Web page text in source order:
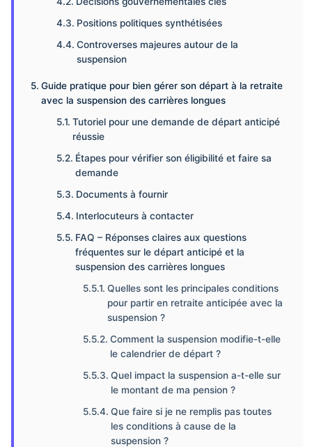
Positions politiques synthétisées
Controverses majeures autour de la
suspension
Guide pratique pour bien gérer son départ à la retraite
avec la suspension des carrières longues
Tutoriel pour une demande de départ anticipé
réussie
Étapes pour vérifier son éligibilité et faire sa
demande
Documents à fournir
Interlocuteurs à contacter
FAQ – Réponses claires aux questions
fréquentes sur le départ anticipé et la
suspension des carrières longues
Quelles sont les principales conditions
pour partir en retraite anticipée avec la
suspension ?
Comment la suspension modifie-t-elle
le calendrier de départ ?
Quel impact la suspension a-t-elle sur
le montant de ma pension ?
Que faire si je ne remplis pas toutes
les conditions à cause de la
suspension ?